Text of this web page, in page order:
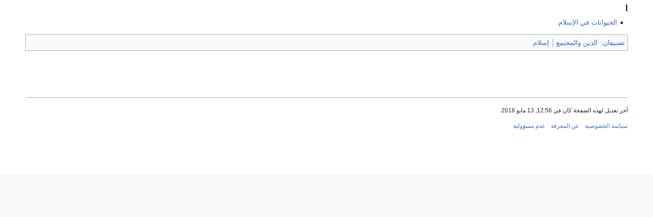
الحيوانات في الإسلام
تصنيفان: الدين والمجتمع إسلام
آخر تعديل لهذه الصفحة كان في 12:56, 13 مايو 2018.
سياسة الخصوصية عن المعرفة عدم مسؤولية